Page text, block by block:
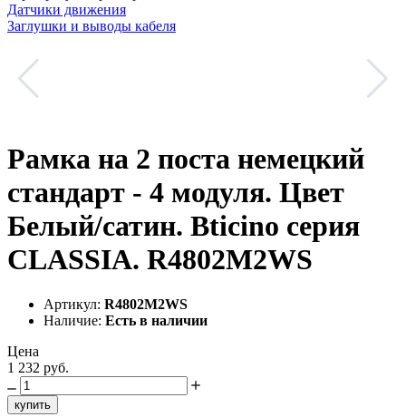
Датчики движения
Заглушки и выводы кабеля
Рамка на 2 поста немецкий
стандарт - 4 модуля. Цвет
Белый/сатин. Bticino серия
CLASSIA. R4802M2WS
Артикул: R4802M2WS
Наличие: Есть в наличии
Цена
1 232 руб.
купить